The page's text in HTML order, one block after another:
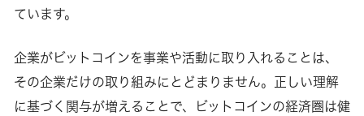
ています。
企業がビットコインを事業や活動に取り入れることは、
その企業だけの取り組みにとどまりません。正しい理解
に基づく関与が増えることで、ビットコインの経済圏は健